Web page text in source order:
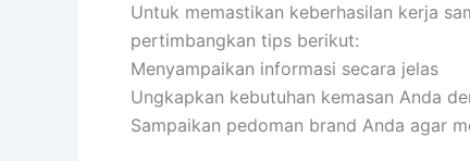
Untuk memastikan keberhasilan kerja
pertimbangkan tips berikut:
Menyampaikan informasi secara jelas
Ungkapkan kebutuhan kemasan Anda
Sampaikan pedoman brand Anda agar